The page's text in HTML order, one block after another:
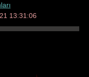
13:31:06